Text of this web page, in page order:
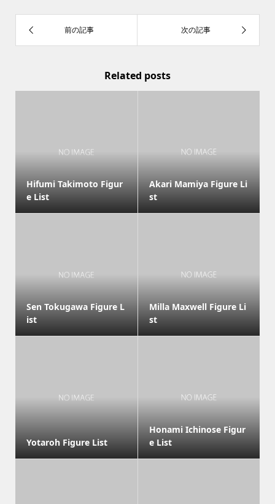
Related posts
Hifumi Takimoto Figur
e List
Akari Mamiya Figure Li
st
Sen Tokugawa Figure L
ist
Milla Maxwell Figure Li
st
Yotaroh Figure List
Honami Ichinose Figur
e List